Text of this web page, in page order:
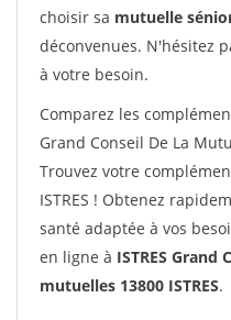
choisir sa mutuelle
déconvenues. N'hésitez
à votre besoin.
Comparez les
Grand Conseil De La
Trouvez votre
ISTRES ! Obtenez
santé adaptée à vos
en ligne à ISTRES
mutuelles 13800 ISTRES.